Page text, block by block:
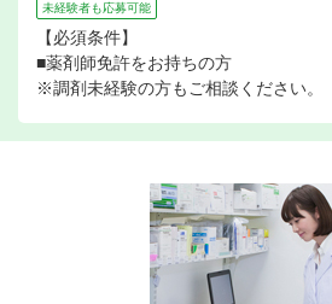
未経験者も応募可能
【必須条件】
■薬剤師免許をお持ちの方
※調剤未経験の方もご相談ください。